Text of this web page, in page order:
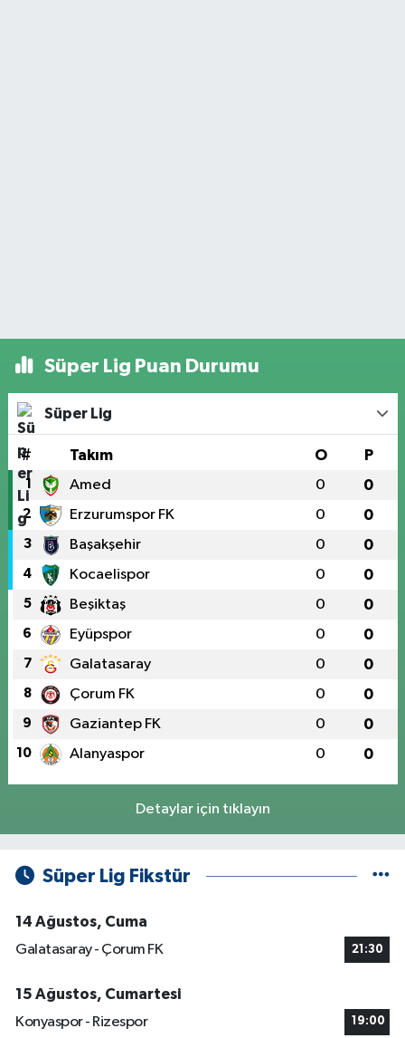
Süper Lig Puan Durumu
Süper Lig
# Takım O P
1 Amed 0 0
2 Erzurumspor FK 0 0
3 Başakşehir 0 0
4 Kocaelispor 0 0
5 Beşiktaş 0 0
6 Eyüpspor 0 0
7 Galatasaray 0 0
8 Çorum FK 0 0
9 Gaziantep FK 0 0
10 Alanyaspor 0 0
Detaylar için tıklayın
Süper Lig Fikstür
14 Ağustos, Cuma
Galatasaray - Çorum FK
21:30
15 Ağustos, Cumartesi
Konyaspor - Rizespor
19:00